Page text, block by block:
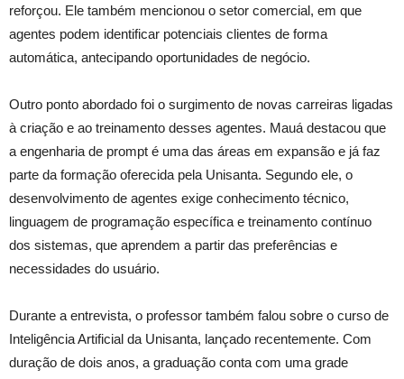
reforçou. Ele também mencionou o setor comercial, em que
agentes podem identificar potenciais clientes de forma
automática, antecipando oportunidades de negócio.
Outro ponto abordado foi o surgimento de novas carreiras ligadas
à criação e ao treinamento desses agentes. Mauá destacou que
a engenharia de prompt é uma das áreas em expansão e já faz
parte da formação oferecida pela Unisanta. Segundo ele, o
desenvolvimento de agentes exige conhecimento técnico,
linguagem de programação específica e treinamento contínuo
dos sistemas, que aprendem a partir das preferências e
necessidades do usuário.
Durante a entrevista, o professor também falou sobre o curso de
Inteligência Artificial da Unisanta, lançado recentemente. Com
duração de dois anos, a graduação conta com uma grade